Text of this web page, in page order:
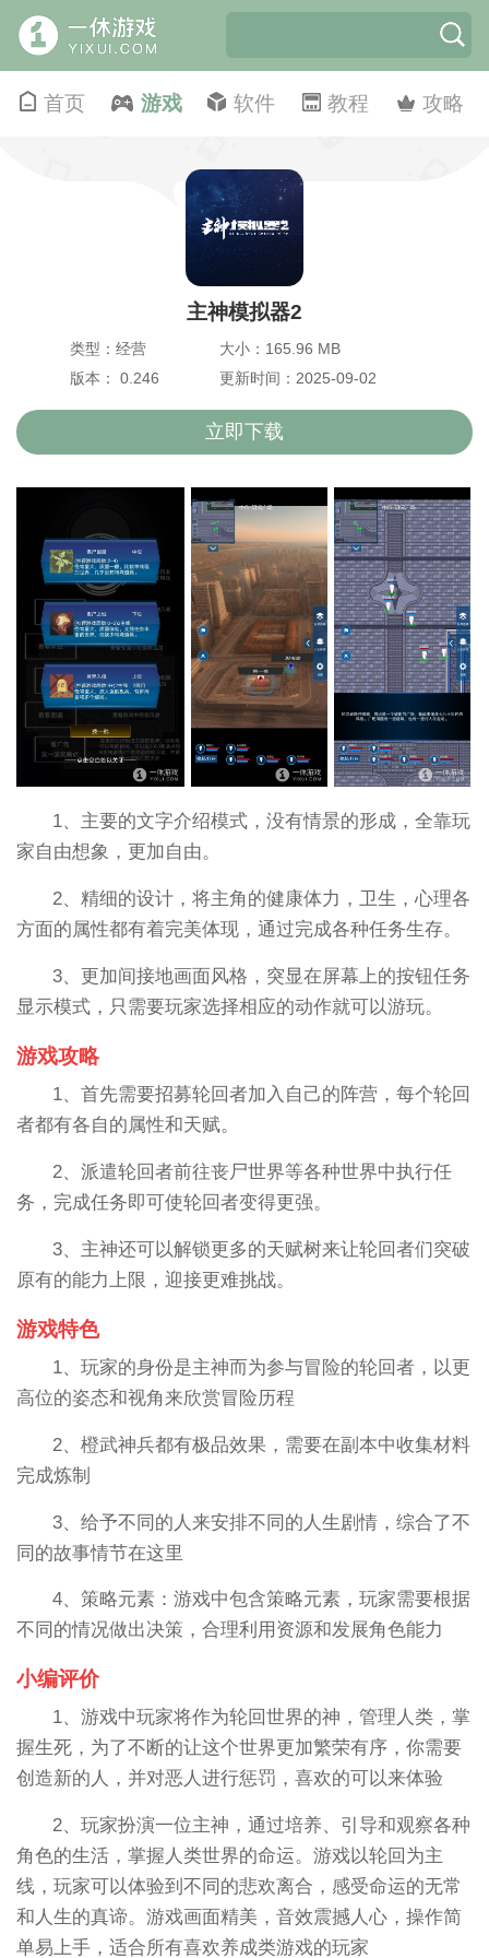
首页 游戏 软件 教程 攻略
主神模拟器2
类型：经营
大小：165.96 MB
版本： 0.246
更新时间：2025-09-02
立即下载
1、主要的文字介绍模式，没有情景的形成，全靠玩
家自由想象，更加自由。
2、精细的设计，将主角的健康体力，卫生，心理各
方面的属性都有着完美体现，通过完成各种任务生存。
3、更加间接地画面风格，突显在屏幕上的按钮任务
显示模式，只需要玩家选择相应的动作就可以游玩。
游戏攻略
1、首先需要招募轮回者加入自己的阵营，每个轮回
者都有各自的属性和天赋。
2、派遣轮回者前往丧尸世界等各种世界中执行任
务，完成任务即可使轮回者变得更强。
3、主神还可以解锁更多的天赋树来让轮回者们突破
原有的能力上限，迎接更难挑战。
游戏特色
1、玩家的身份是主神而为参与冒险的轮回者，以更
高位的姿态和视角来欣赏冒险历程
2、橙武神兵都有极品效果，需要在副本中收集材料
完成炼制
3、给予不同的人来安排不同的人生剧情，综合了不
同的故事情节在这里
4、策略元素：游戏中包含策略元素，玩家需要根据
不同的情况做出决策，合理利用资源和发展角色能力
小编评价
1、游戏中玩家将作为轮回世界的神，管理人类，掌
握生死，为了不断的让这个世界更加繁荣有序，你需要
创造新的人，并对恶人进行惩罚，喜欢的可以来体验
2、玩家扮演一位主神，通过培养、引导和观察各种
角色的生活，掌握人类世界的命运。游戏以轮回为主
线，玩家可以体验到不同的悲欢离合，感受命运的无常
和人生的真谛。游戏画面精美，音效震撼人心，操作简
单易上手，适合所有喜欢养成类游戏的玩家